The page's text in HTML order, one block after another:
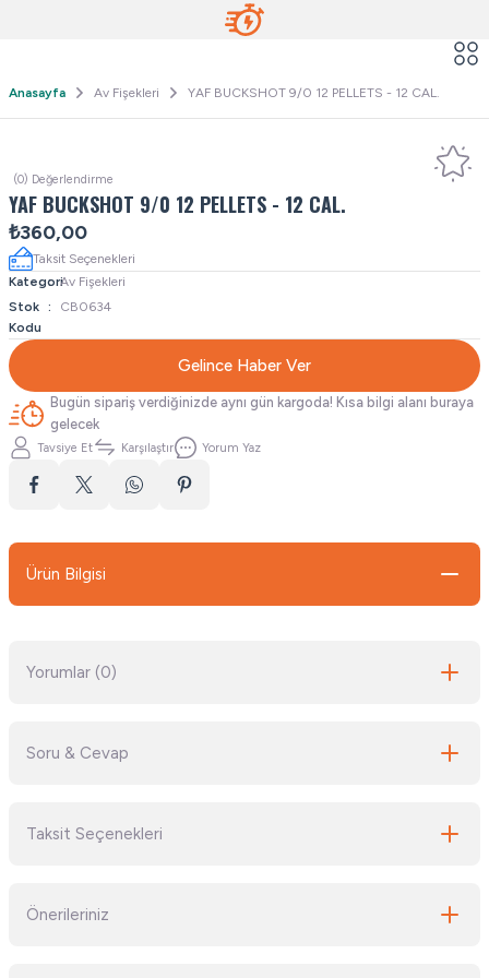
Anasayfa Av Fişekleri YAF BUCKSHOT 9/0 12 PELLETS - 12 CAL.
(0) Değerlendirme
YAF BUCKSHOT 9/0 12 PELLETS - 12 CAL.
₺360,00
Taksit Seçenekleri
KategoriAv Fişekleri
Stok
Kodu
CB0634
Gelince Haber Ver
Bugün sipariş verdiğinizde aynı gün kargoda! Kısa bilgi alanı buraya
gelecek
Tavsiye Et Karşılaştır Yorum Yaz
Ürün Bilgisi
Yorumlar (0)
Soru & Cevap
Taksit Seçenekleri
Önerileriniz